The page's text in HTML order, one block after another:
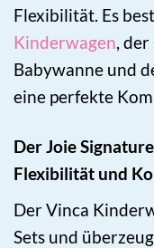
Flexibilität. Es
Kinderwagen,
Babywanne und
eine perfekte
Der Joie
Flexibilität und
Der Vinca
Sets und